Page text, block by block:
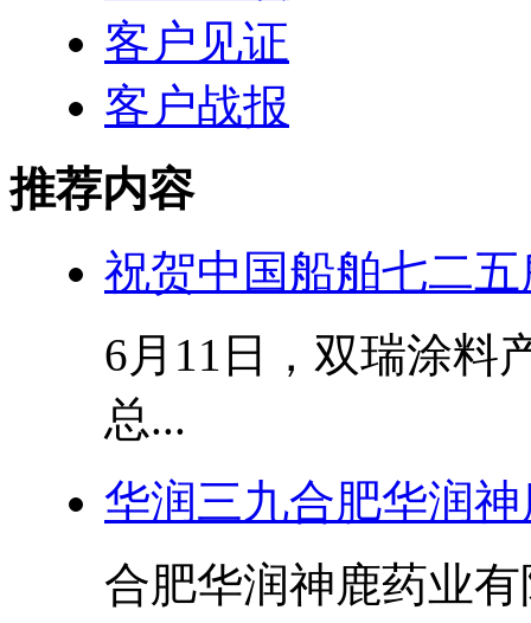
客户见证
客户战报
推荐内容
祝贺中国船舶七二
6月11日，双瑞涂料
总...
华润三九合肥华润
合肥华润神鹿药业